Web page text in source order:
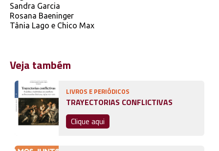
Sandra Garcia
Rosana Baeninger
Tânia Lago e Chico Max
Veja também
LIVROS E PERIÓDICOS
TRAYECTORIAS CONFLICTIVAS
Clique aqui